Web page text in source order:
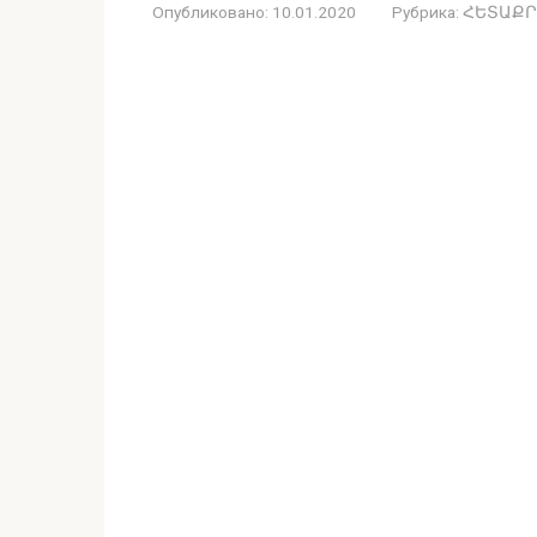
Опубликовано: 10.01.2020 Рубрика: